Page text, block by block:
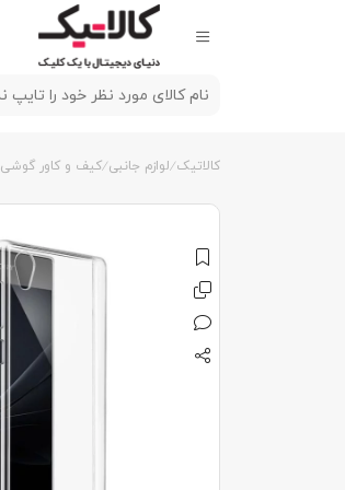
کالاتیک لوازم جانبی کیف و کاور گوشی